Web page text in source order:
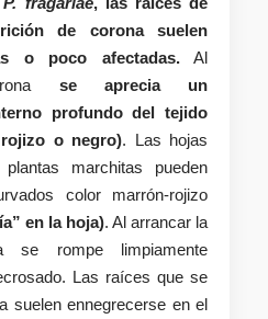
de corona suelen
o poco afectadas.Al
se aprecia un
profundo del tejido
o negro). Las hojas
marchitas pueden
color marrón-rojizo
en la hoja). Al arrancar la
se rompe limpiamente
Las raíces que se
suelen ennegrecerse en el